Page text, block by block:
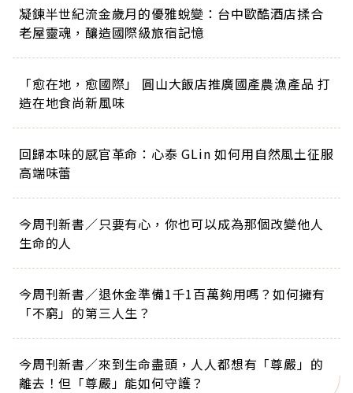
凝鍊半世紀流金歲月的優雅蛻變：台中歐酷酒店揉合
老屋靈魂，釀造國際級旅宿記憶
「愈在地，愈國際」 圓山大飯店推廣國產農漁產品 打
造在地食尚新風味
回歸本味的感官革命：心泰 GLin 如何用自然風土征服
高端味蕾
今周刊新書／只要有心，你也可以成為那個改變他人
生命的人
今周刊新書／退休金準備1千1百萬夠用嗎？如何擁有
「不窮」的第三人生？
今周刊新書／來到生命盡頭，人人都想有「尊嚴」的
離去！但「尊嚴」能如何守護？